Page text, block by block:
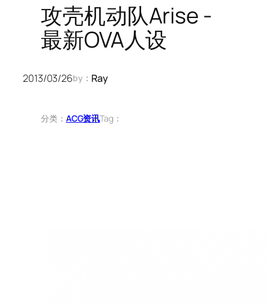
攻壳机动队Arise -
最新OVA人设
2013/03/26by： Ray
分类： ACG资讯Tag：